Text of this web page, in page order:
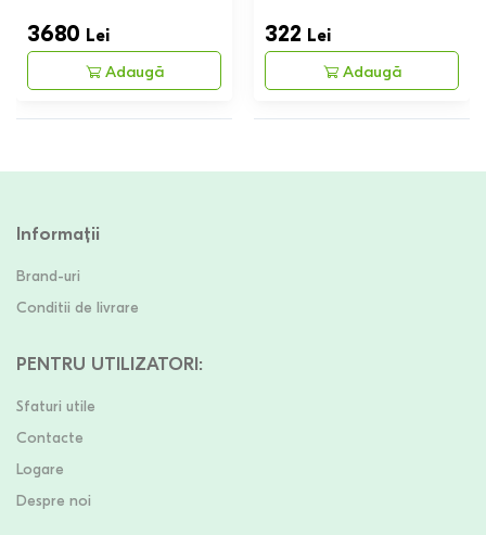
3680 Lei
Adaugă
322 Lei
Adaugă
Informații
Brand-uri
Conditii de livrare
PENTRU UTILIZATORI:
Sfaturi utile
Contacte
Logare
Despre noi